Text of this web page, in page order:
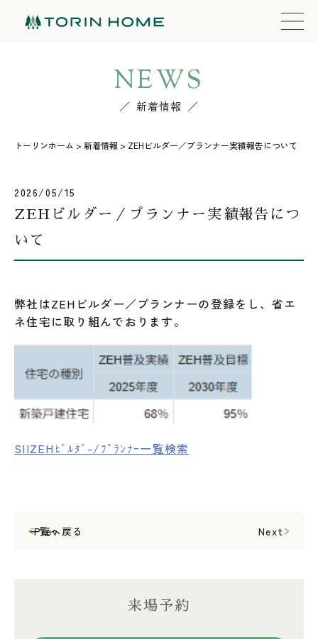
NEWS
新着情報
トーリンホーム > 新着情報 > ZEHビルダー／プランナー実績報告について
2026/05/15
ZEHビルダー／プランナー実績報告につ
いて
弊社はZEHビルダー／プランナーの登録をし、省エ
ネ住宅に取り組んでおります。
SIIZEHﾋﾞﾙﾀﾞ-/ﾌﾟﾗﾝﾅｰ一覧検索
一覧へ戻る
Prev Next
来場予約